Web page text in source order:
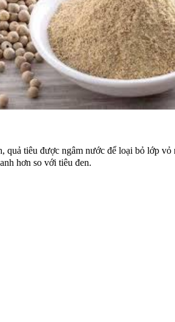
quả tiêu được ngâm nước để loại bỏ lớp
hơn so với tiêu đen.